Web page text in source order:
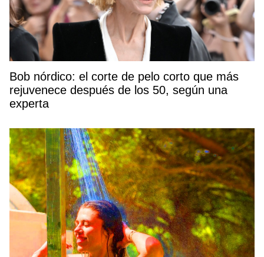
Bob nórdico: el corte de pelo corto que más
rejuvenece después de los 50, según una
experta